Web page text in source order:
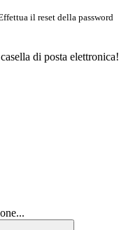
il reset della password
di posta elettronica!